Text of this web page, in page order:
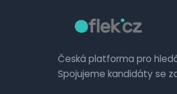
Česká platforma pro
Spojujeme kandidáty se